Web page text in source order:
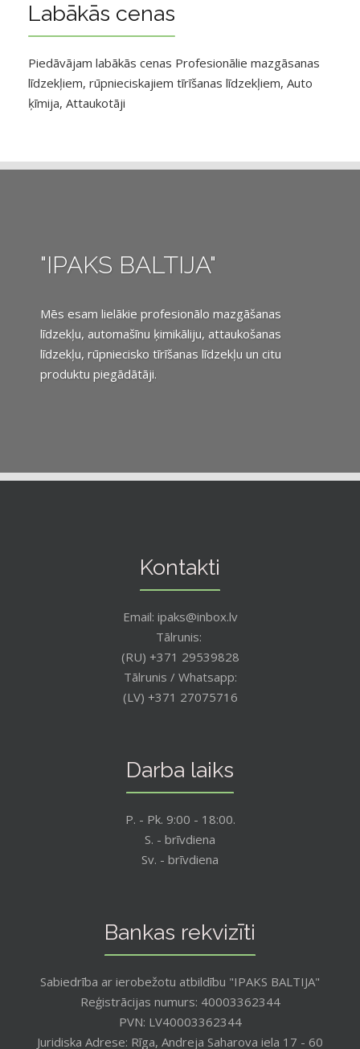
Labākās cenas
Piedāvājam labākās cenas Profesionālie mazgāsanas
līdzekļiem, rūpnieciskajiem tīrīšanas līdzekļiem, Auto
ķīmija, Attaukotāji
"IPAKS BALTIJA"
Mēs esam lielākie profesionālo mazgāšanas
līdzekļu, automašīnu ķimikāliju, attaukošanas
līdzekļu, rūpniecisko tīrīšanas līdzekļu un citu
produktu piegādātāji.
Kontakti
Email: ipaks@inbox.lv
Tālrunis:
(RU) +371 29539828
Tālrunis / Whatsapp:
(LV) +371 27075716
Darba laiks
P. - Pk. 9:00 - 18:00.
S. - brīvdiena
Sv. - brīvdiena
Bankas rekvizīti
Sabiedrība ar ierobežotu atbildību "IPAKS BALTIJA"
Reģistrācijas numurs: 40003362344
PVN: LV40003362344
Juridiska Adrese: Rīga, Andreja Saharova iela 17 - 60